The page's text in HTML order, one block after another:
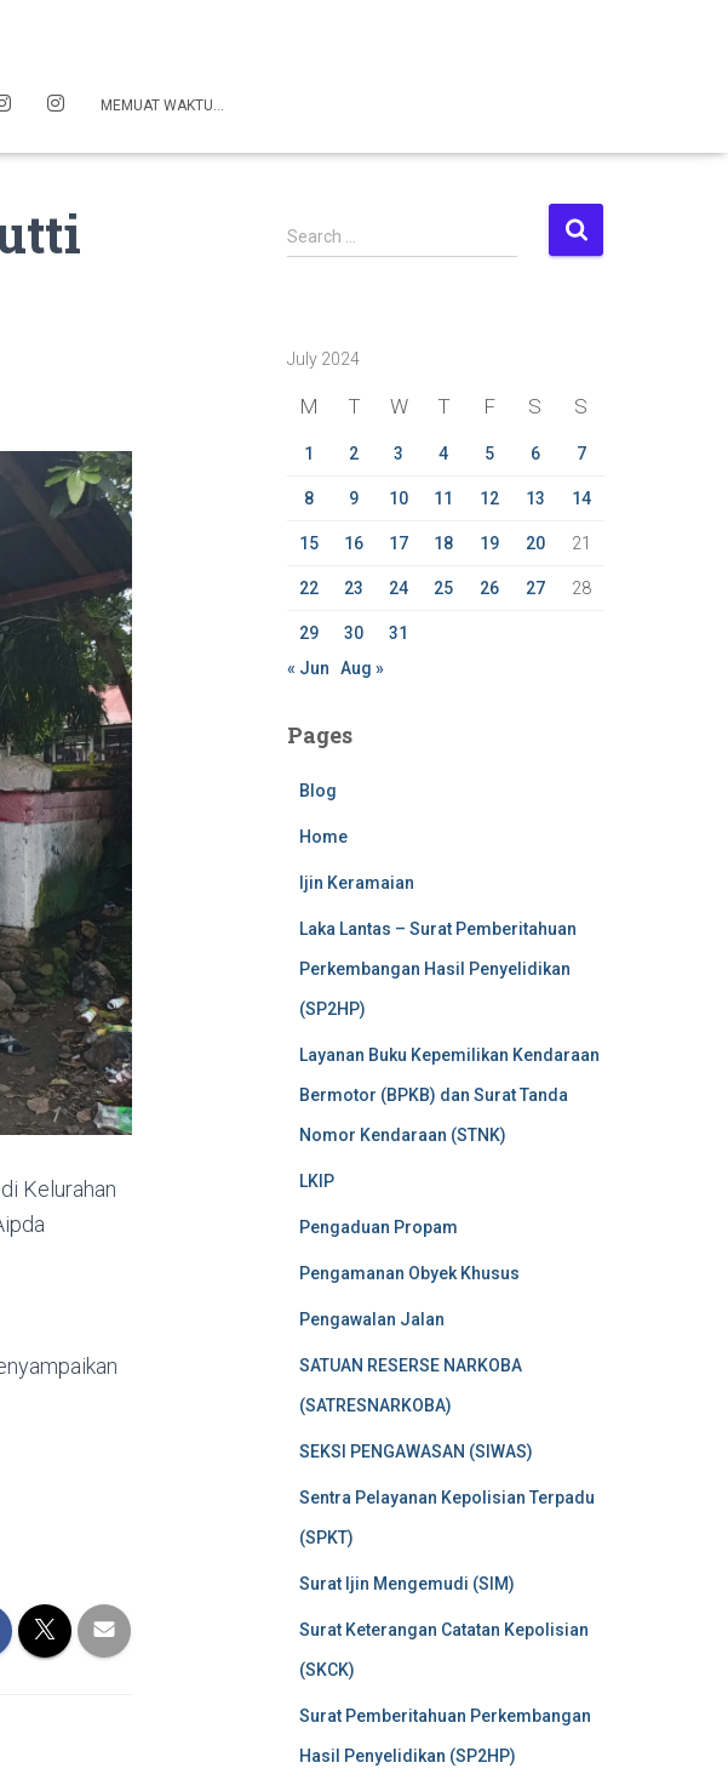
MEMUAT WAKTU…
Kelurahan
S
e
h
Search …
July 2024
M T W T F S S
1 2 3 4 5 6 7
8 9 10 11 12 13 14
15 16 17 18 19 20 21
22 23 24 25 26 27 28
29 30
31
« Jun
Aug »
Pages
Blog
Home
Ijin Keramaian
Laka Lantas – Surat Pemberitahuan
Perkembangan Hasil Penyelidikan
(SP2HP)
Layanan Buku Kepemilikan Kendaraan
Bermotor (BPKB) dan Surat Tanda
Nomor Kendaraan (STNK)
LKIP
Pengaduan Propam
Pengamanan Obyek Khusus
Pengawalan Jalan
SATUAN RESERSE NARKOBA
(SATRESNARKOBA)
SEKSI PENGAWASAN (SIWAS)
Sentra Pelayanan Kepolisian Terpadu
(SPKT)
Surat Ijin Mengemudi (SIM)
Surat Keterangan Catatan Kepolisian
(SKCK)
Surat Pemberitahuan Perkembangan
Hasil Penyelidikan (SP2HP)